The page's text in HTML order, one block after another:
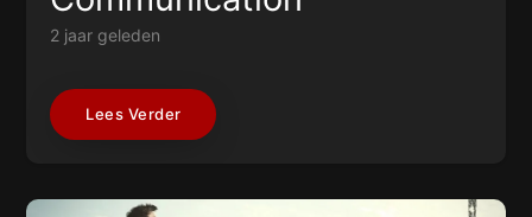
2 jaar geleden
Lees Verder